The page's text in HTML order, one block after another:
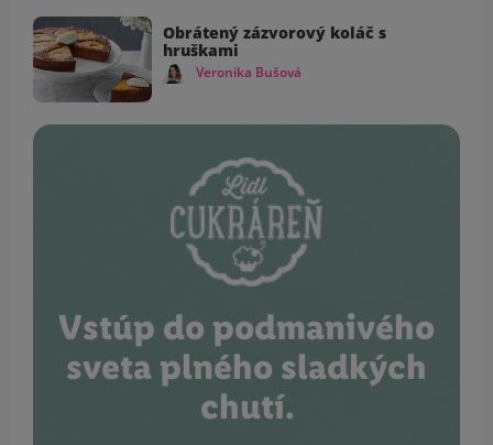
Obrátený zázvorový koláč s
hruškami
Veronika Bušová
Vstúp do podmanivého
sveta plného sladkých
chutí.